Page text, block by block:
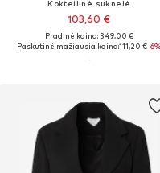
Kokteilinė suknelė
103,60 €
Pradinė kaina: 349,00 €
Paskutinė mažiausia kaina:111,20 €-6%